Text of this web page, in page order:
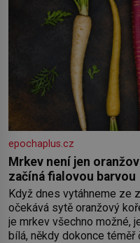
epochaplus.cz
Mrkev není jen
začíná fialovou barvou
Když dnes vytáhneme ze
očekává sytě oranžový
je mrkev všechno možné,
bílá, někdy dokonce